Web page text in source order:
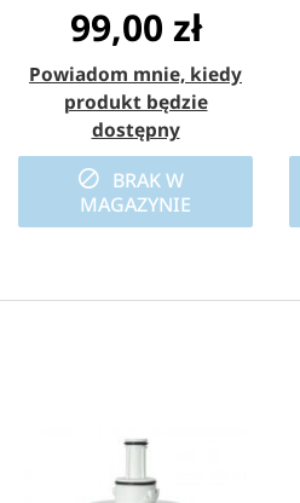
99,00 zł
Powiadom mnie, kiedy
produkt będzie
dostępny
BRAK W
MAGAZYNIE